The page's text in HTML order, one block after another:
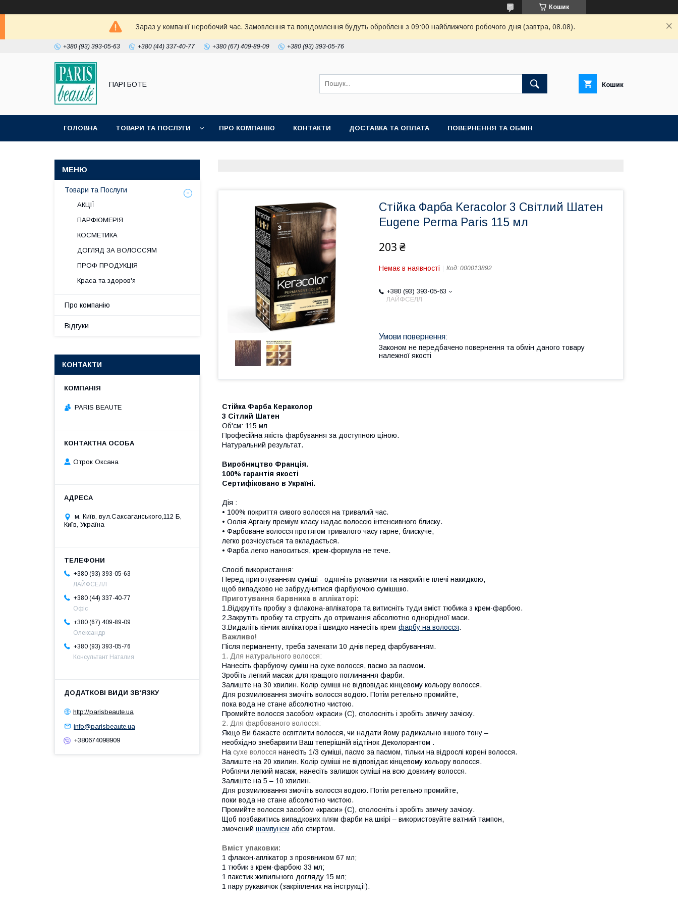
Кошик
Зараз у компанії неробочий час. Замовлення та повідомлення будуть оброблені з 09:00 найближчого робочого дня (завтра, 08.08).
+380 (93) 393-05-63 +380 (44) 337-40-77 +380 (67) 409-89-09 +380 (93) 393-05-76
ПАРІ БОТЕ Кошик
ГОЛОВНА ТОВАРИ ТА ПОСЛУГИ ПРО КОМПАНІЮ КОНТАКТИ ДОСТАВКА ТА ОПЛАТА ПОВЕРНЕННЯ ТА ОБМІН
Стійка Фарба Keracolor 3 Світлий Шатен
Eugene Рerma Paris 115 мл
203 ₴
Немає в наявності Код: 000013892
+380 (93) 393-05-63
ЛАЙФСЕЛЛ
Законом не передбачено повернення та обмін даного товару
належної якості
Стійка Фарба Кераколор
3 Сітлий Шатен
Об'єм: 115 мл
Професійна якість фарбування за доступною ціною.
Натуральний результат.
Виробництво Франція.
100% гарантія якості
Сертифіковано в Україні.
Дія :
• 100% покриття сивого волосся на тривалий час.
• Оолія Аргану преміум класу надає волоссю інтенсивного блиску.
• Фарбоване волосся протягом тривалого часу гарне, блискуче,
легко розчісується та вкладається.
• Фарба легко наноситься, крем-формула не тече.
Спосіб використання:
Перед приготуванням суміші - одягніть рукавички та накрийте плечі накидкою,
щоб випадково не забруднитися фарбуючою сумішшю.
Приготування барвника в аплікаторі:
1.Відкрутіть пробку з флакона-аплікатора та витисніть туди вміст тюбика з крем-фарбою.
2.Закрутіть пробку та струсіть до отримання абсолютно однорідної маси.
3.Видаліть кінчик аплікатора і швидко нанесіть крем-фарбу на волосся.
Важливо!
Після перманенту, треба зачекати 10 днів перед фарбуванням.
1. Для натурального волосся:
Нанесіть фарбуючу суміш на сухе волосся, пасмо за пасмом.
Зробіть легкий масаж для кращого поглинання фарби.
Залиште на 30 хвилин. Колір суміші не відповідає кінцевому кольору волосся.
Для розмилювання змочіть волосся водою. Потім ретельно промийте,
пока вода не стане абсолютно чистою.
Промийте волосся засобом «краси» (С), сполосніть і зробіть звичну зачіску.
2. Для фарбованого волосся:
Якщо Ви бажаєте освітлити волосся, чи надати йому радикально іншого тону –
необхідно знебарвити Ваш теперішній відтінок Деколорантом .
На сухе волосся нанесіть 1/3 суміші, пасмо за пасмом, тільки на відрослі корені волосся.
Залиште на 20 хвилин. Колір суміші не відповідає кінцевому кольору волосся.
Роблячи легкий масаж, нанесіть залишок суміші на всю довжину волосся.
Залиште на 5 – 10 хвилин.
Для розмилювання змочіть волосся водою. Потім ретельно промийте,
поки вода не стане абсолютно чистою.
Промийте волосся засобом «краси» (С), сполосніть і зробіть звичну зачіску.
Щоб позбавитись випадкових плям фарби на шкірі – використовуйте ватний тампон,
змочений шампунем або спиртом.
Вміст упаковки:
1 флакон-аплікатор з проявником 67 мл;
1 тюбик з крем-фарбою 33 мл;
1 пакетик живильного догляду 15 мл;
1 пару рукавичок (закріплених на інструкції).
Товари та Послуги
АКЦІЇ
ПАРФЮМЕРІЯ
КОСМЕТИКА
ДОГЛЯД ЗА ВОЛОССЯМ
ПРОФ ПРОДУКЦІЯ
Краса та здоров'я
Про компанію
Відгуки
КОНТАКТИ
PARIS BEAUTE
Отрок Оксана
м. Київ, вул.Саксаганського,112 Б,
Київ, Україна
+380 (93) 393-05-63
ЛАЙФСЕЛЛ
+380 (44) 337-40-77
Офіс
+380 (67) 409-89-09
Олександр
+380 (93) 393-05-76
Консультант Наталия
http://parisbeaute.ua
info@parisbeaute.ua
+380674098909